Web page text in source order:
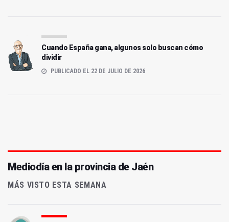
Cuando España gana, algunos solo buscan cómo
dividir
PUBLICADO EL 22 DE JULIO DE 2026
Mediodía en la provincia de Jaén
MÁS VISTO ESTA SEMANA